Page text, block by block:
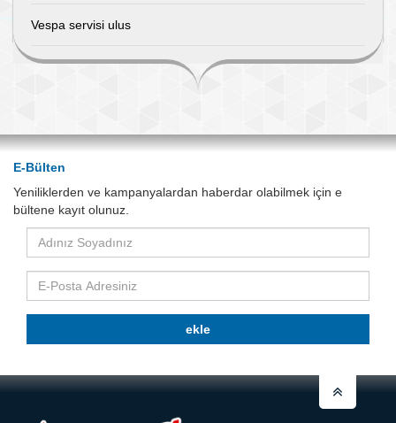
Vespa servisi ulus
E-Bülten
Yeniliklerden ve kampanyalardan haberdar olabilmek için e
bültene kayıt olunuz.
Adınız
Soyadınız
Posta
Adresiniz
ekle